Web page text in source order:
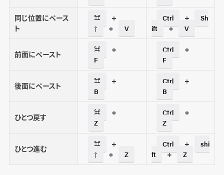
同じ位置にペース
ト
⌘ +
⇧ + V
Ctrl +
Sh
ift
+ V
前面にペースト ⌘ +
F
Ctrl +
F
後面にペースト ⌘ +
B
Ctrl +
B
ひとつ戻す ⌘ +
Z
Ctrl +
Z
ひとつ進む ⌘ +
⇧ + Z
Ctrl +
shi
ft
+ Z